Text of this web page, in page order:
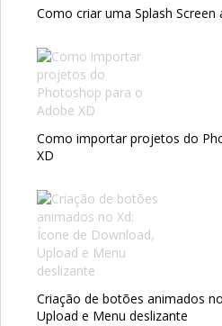
Como criar uma Splash
Como importar projetos do
XD
Criação de botões animados
Upload e Menu deslizante